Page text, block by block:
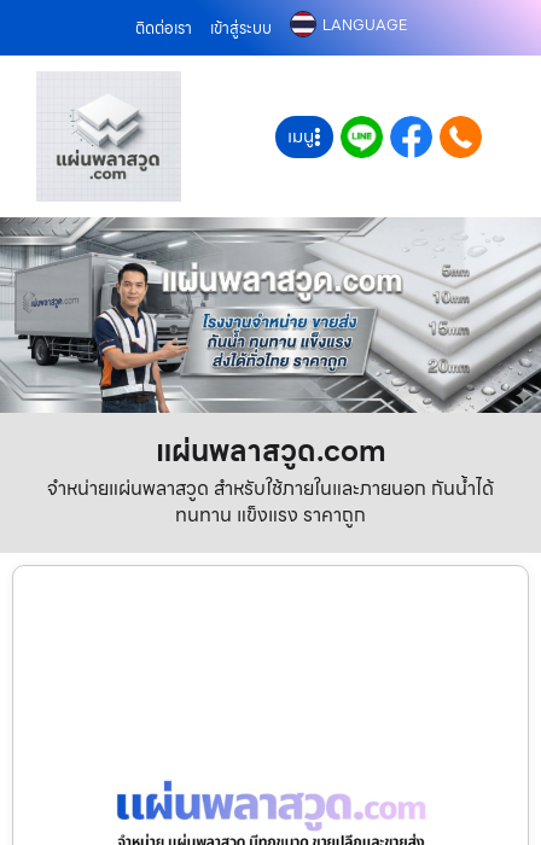
ติดต่อเรา เข้าสู่ระบบ LANGUAGE
เมนู
แผ่นพลาสวูด.com
จำหน่ายแผ่นพลาสวูด สำหรับใช้ภายในและภายนอก กันน้ำได้
ทนทาน แข็งแรง ราคาถูก